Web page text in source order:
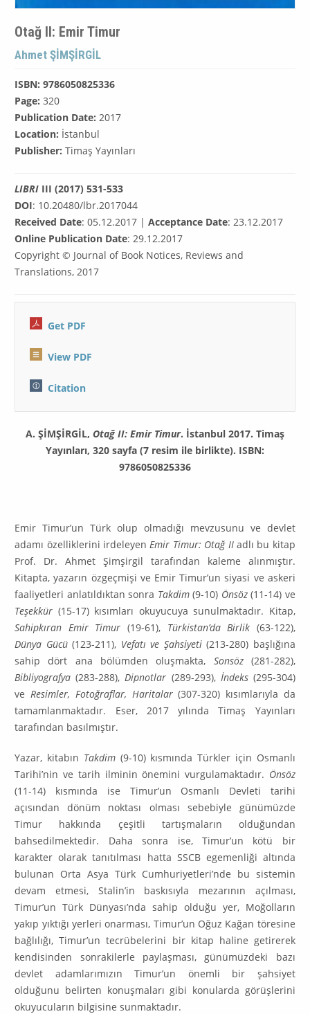
Otağ II: Emir Timur
Ahmet ŞİMŞİRGİL
ISBN: 9786050825336
Page: 320
Publication Date: 2017
Location: İstanbul
Publisher:Timaş Yayınları
LIBRI III (2017) 531-533
DOI: 10.20480/lbr.2017044
Received Date: 05.12.2017 |Acceptance Date: 23.12.2017
Online Publication Date: 29.12.2017
Copyright © Journal of Book Notices, Reviews and
Translations, 2017
Get PDF
View PDF
Citation
A. ŞİMŞİRGİL, Otağ II: Emir Timur. İstanbul 2017. Timaş
Yayınları, 320 sayfa (7 resim ile birlikte). ISBN:
9786050825336
Emir Timur’un Türk olup olmadığı mevzusunu ve devlet
adamı özelliklerini irdeleyen Emir Timur: Otağ IIadlı bu kitap
Prof. Dr. Ahmet Şimşirgil tarafın­dan kaleme alınmıştır.
Kitapta, yazarın özgeçmişi ve Emir Timur’un siyasi ve askeri
faaliyetleri anlatıldıktan sonra Takdim(9-10) Önsöz(11-14) ve
Teşek­kür (15-17) kısımları okuyucuya sunulmaktadır. Kitap,
Sahipkıran Emir Timur (19-61), Türkistan’da Birlik (63-122),
Dünya Gücü(123-211), Vefatı ve Şahsi­yeti(213-280) başlığına
sahip dört ana bölümden oluşmakta, Sonsöz (281-282),
Bibliyografya(283-288), Dipnotlar (289-293), İndeks(295-304)
ve Re­simler, Fotoğraflar, Haritalar(307-320) kısımlarıyla da
tamamlanmaktadır. Eser, 2017 yılında Timaş Yayınları
tarafından basılmıştır.
Yazar, kitabın Takdim(9-10) kısmında Türkler için Osmanlı
Tarihi’nin ve tarih ilminin önemini vurgulamaktadır. Önsöz
(11-14) kısmında ise Timur’un Osmanlı Devleti tarihi
açısından dönüm noktası olması sebebiyle günümüzde
Timur hakkında çeşitli tartışmaların olduğundan
bahsedilmektedir. Daha sonra ise, Timur’un kötü bir
karakter olarak tanıtılması hatta SSCB egemenliği altında
bulunan Orta Asya Türk Cumhuriyetleri’nde bu sistemin
devam etme­si, Stalin’in baskısıyla mezarının açılması,
Timur’un Türk Dünyası’nda sahip olduğu yer, Moğolların
yakıp yıktığı yerleri onarması, Timur’un Oğuz Kağan tö­resine
bağlılığı, Timur’un tecrübelerini bir kitap haline getirerek
kendisin­den sonrakilerle paylaşması, günümüzdeki bazı
devlet adamlarımızın Ti­mur’un önemli bir şahsiyet
olduğunu belirten konuşmaları gibi konularda gö­rüş­lerini
okuyucuların bilgisine sunmaktadır.